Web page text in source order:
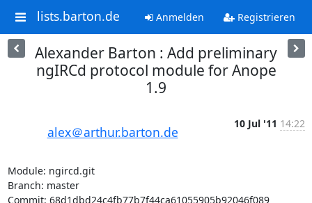
lists.barton.de Anmelden Registrieren
Alexander Barton : Add preliminary
ngIRCd protocol module for Anope
1.9
alex＠arthur.barton.de
10 Jul '11 14:22
Module: ngircd.git
Branch: master
Commit: 68d1dbd24c4fb77b7f44ca61055905b92046f089